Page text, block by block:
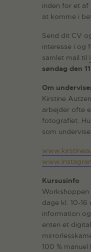
inden for et
at komme i
Send dit CV
interesse i og
samlet mail til
søndag den
Om
Kirstine
arbejder ofte
fotografiet.
som
Kursusinfo
dage kl. 10-
information
enten et
100 %